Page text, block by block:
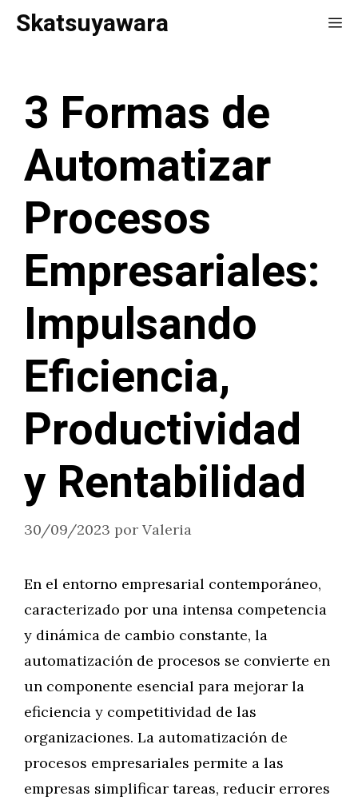
SaltarSkatsuyawara
3 Formas de
Automatizar
Procesos
Empresariales:
Impulsando
Eficiencia,
Productividad
y Rentabilidad
30/09/2023 por Valeria
En el entorno empresarial contemporáneo,
caracterizado por una intensa competencia
y dinámica de cambio constante, la
automatización de procesos se convierte en
un componente esencial para mejorar la
eficiencia y competitividad de las
organizaciones. La automatización de
procesos empresariales permite a las
empresas simplificar tareas, reducir errores